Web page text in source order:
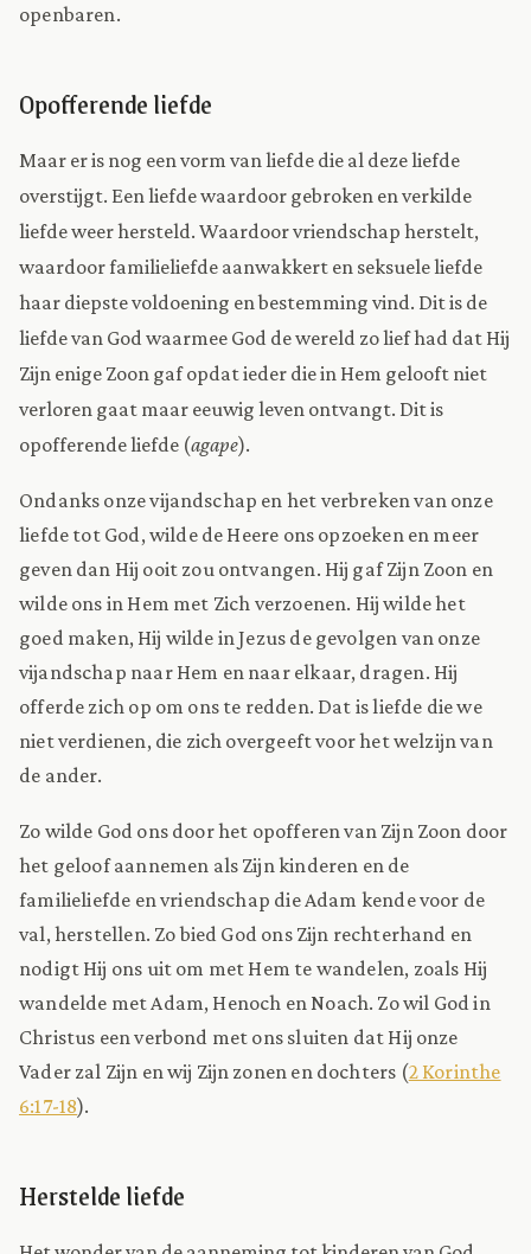
openbaren.
Opofferende liefde
Maar er is nog een vorm van liefde die al deze liefde
overstijgt. Een liefde waardoor gebroken en verkilde
liefde weer hersteld. Waardoor vriendschap herstelt,
waardoor familieliefde aanwakkert en seksuele liefde
haar diepste voldoening en bestemming vind. Dit is de
liefde van God waarmee God de wereld zo lief had dat Hij
Zijn enige Zoon gaf opdat ieder die in Hem gelooft niet
verloren gaat maar eeuwig leven ontvangt. Dit is
opofferende liefde (agape).
Ondanks onze vijandschap en het verbreken van onze
liefde tot God, wilde de Heere ons opzoeken en meer
geven dan Hij ooit zou ontvangen. Hij gaf Zijn Zoon en
wilde ons in Hem met Zich verzoenen. Hij wilde het
goed maken, Hij wilde in Jezus de gevolgen van onze
vijandschap naar Hem en naar elkaar, dragen. Hij
offerde zich op om ons te redden. Dat is liefde die we
niet verdienen, die zich overgeeft voor het welzijn van
de ander.
Zo wilde God ons door het opofferen van Zijn Zoon door
het geloof aannemen als Zijn kinderen en de
familieliefde en vriendschap die Adam kende voor de
val, herstellen. Zo bied God ons Zijn rechterhand en
nodigt Hij ons uit om met Hem te wandelen, zoals Hij
wandelde met Adam, Henoch en Noach. Zo wil God in
Christus een verbond met ons sluiten dat Hij onze
Vader zal Zijn en wij Zijn zonen en dochters (2 Korinthe
6:17-18).
Herstelde liefde